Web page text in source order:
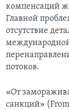
компенсаций
Главной
отсутствие
потоков.
«От
санкций»